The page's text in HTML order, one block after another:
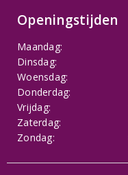
Openingstijden
Maandag:
Dinsdag:
Woensdag:
Donderdag:
Vrijdag:
Zaterdag:
Zondag: